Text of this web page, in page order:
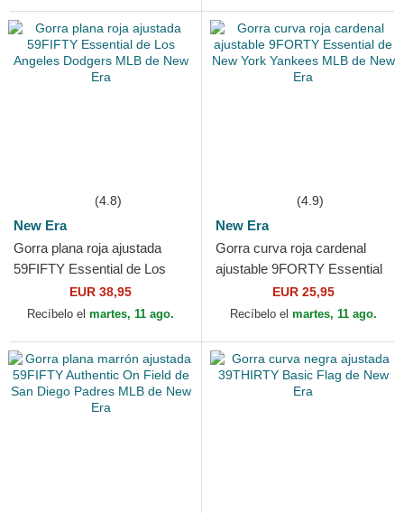
(4.8)
New Era
Gorra plana roja ajustada
59FIFTY Essential de Los
Angeles Dodgers MLB de
New Era
EUR 38,95
Recíbelo el martes, 11 ago.
(4.9)
New Era
Gorra curva roja cardenal
ajustable 9FORTY Essential
de New York Yankees MLB
de New Era
EUR 25,95
Recíbelo el martes, 11 ago.